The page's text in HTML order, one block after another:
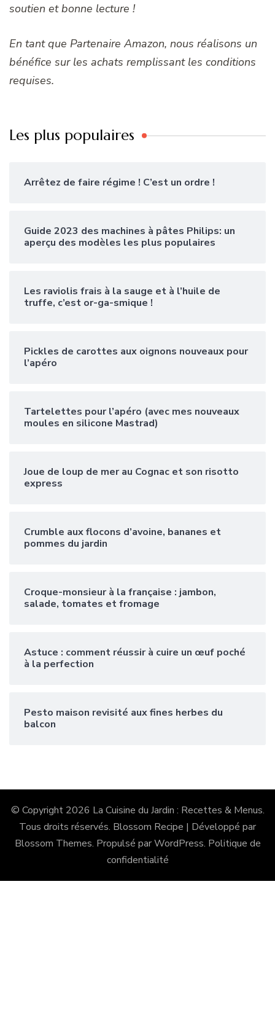
soutien et bonne lecture !
En tant que Partenaire Amazon, nous réalisons un
bénéfice sur les achats remplissant les conditions
requises.
Les plus populaires
Arrêtez de faire régime ! C’est un ordre !
Guide 2023 des machines à pâtes Philips: un
aperçu des modèles les plus populaires
Les raviolis frais à la sauge et à l’huile de
truffe, c’est or-ga-smique !
Pickles de carottes aux oignons nouveaux pour
l’apéro
Tartelettes pour l’apéro (avec mes nouveaux
moules en silicone Mastrad)
Joue de loup de mer au Cognac et son risotto
express
Crumble aux flocons d’avoine, bananes et
pommes du jardin
Croque-monsieur à la française : jambon,
salade, tomates et fromage
Astuce : comment réussir à cuire un œuf poché
à la perfection
Pesto maison revisité aux fines herbes du
balcon
© Copyright 2026 La Cuisine du Jardin : Recettes & Menus.
Tous droits réservés. Blossom Recipe | Développé par
Blossom Themes. Propulsé parWordPress. Politique de
confidentialité